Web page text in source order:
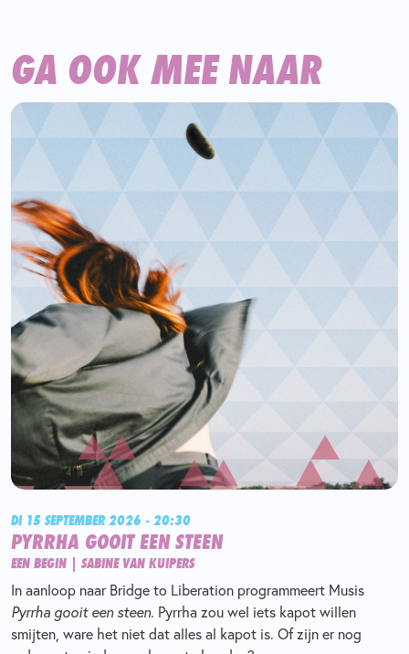
GA OOK MEE NAAR
DI 15 SEPTEMBER 2026 - 20:30
PYRRHA GOOIT EEN STEEN
EEN BEGIN | SABINE VAN KUIPERS
In aanloop naar Bridge to Liberation programmeert Musis
Pyrrha gooit een steen. Pyrrha zou wel iets kapot willen
smijten, ware het niet dat alles al kapot is. Of zijn er nog